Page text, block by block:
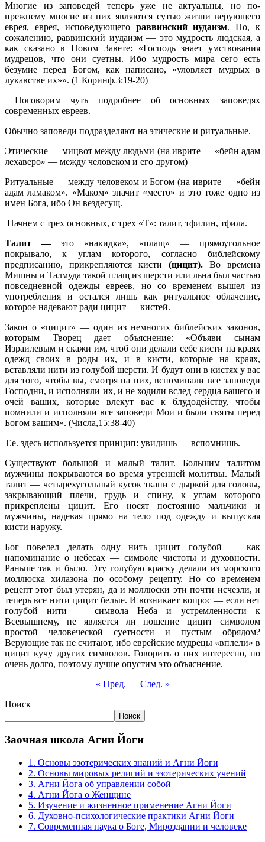
Многие из заповедей теперь уже не актуальны, но по-
прежнему многие из них являются сутью жизни верующего
еврея, еврея, исповедующегораввинский иудаизм. Но, к
сожалению, раввинский иудаизм — это мудрость людская, а
как сказано в Новом Завете: «Господь знает умствования
мудрецов, что они суетны. Ибо мудрость мира сего есть
безумие перед Богом, как написано, «уловляет мудрых в
лукавстве их»». (1 Коринф.3:19-20)
Поговорим чуть подробнее об основных заповедях
современных евреев.
Обычно заповеди подразделяют на этические и ритуальные.
Этические — мицвот между людьми (на иврите — «бейн адам
лехаверо» — между человеком и его другом)
Ритуальные — между человеком и Богом (на иврите — «бейн
адам ламаком». «Маком» значит «место» и это тоже одно из
имен Бога, ибо Он вездесущ.
Начнем с трех основных, с трех «Т»: талит, тфилин, тфила.
Талит — это «накидка», «плащ» — прямоугольное
покрывало, к углам которого, согласно библейскому
предписанию, прикрепляются кисти (цицит). Во времена
Мишны и Талмуда такой плащ из шерсти или льна был частью
повседневной одежды евреев, но со временем вышел из
употребления и остался лишь как ритуальное облачение,
которое надевают ради цицит — кистей.
Закон о «цицит» — один из немногих библейских законов,
которым Творец дает объяснение: «Объяви сынам
Израилевым и скажи им, чтоб они делали себе кисти на краях
одежд своих в роды их, и в кисти, которые на краях,
вставляли нити из голубой шерсти. И будут они в кистях у вас
для того, чтобы вы, смотря на них, вспоминали все заповеди
Господни, и исполняли их, и не ходили вслед сердца вашего и
очей ваших, которые влекут вас к блудодейству, чтобы
помнили и исполняли все заповеди Мои и были святы перед
Богом вашим». (Числа,15:38-40)
Т.е. здесь используется принцип: увидишь — вспомнишь.
Существуют большой и малый талит. Большим талитом
мужчины покрываются во время утренней молитвы. Малый
талит — четырехугольный кусок ткани с дыркой для головы,
закрывающий плечи, грудь и спину, к углам которого
прикреплены цицит. Его носят постоянно мальчики и
мужчины, надевая прямо на тело под одежду и выпуская
кисти наружу.
Бог повелел делать одну нить цицит голубой — как
напоминание о небесах — символе чистоты и духовности.
Раньше так и было. Эту голубую краску делали из морского
моллюска хилазона по особому рецепту. Но со временем
рецепт этот был утерян, да и моллюски эти почти исчезли, и
теперь все нити цицит белые. И возникает вопрос — если нет
голубой нити — символа Неба и устремленности к
Всевышнему, не является ли ношение цицит символом
простой человеческой суетности и пустым обрядом?
Верующие так не считают, ибо еврейские мудрецы «вплели» в
цицит кучу других символов. Говорить о них интересно, но
очень долго, поэтому лучше опустим это объяснение.
« Пред. — След. »
Поиск
Поиск
Заочная школа Агни Йоги
1. Основы эзотерических знаний и Агни Йоги
2. Основы мировых религий и эзотерических учений
3. Агни Йога об управлении собой
4. Агни Йога о Женщине
5. Изучение и жизненное применение Агни Йоги
6. Духовно-психологические практики Агни Йоги
7. Современная наука о Боге, Мироздании и человеке